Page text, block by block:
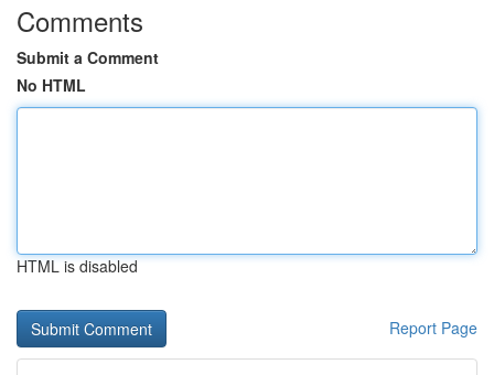
Comments
Submit a Comment
No HTML
HTML is disabled
Report Page